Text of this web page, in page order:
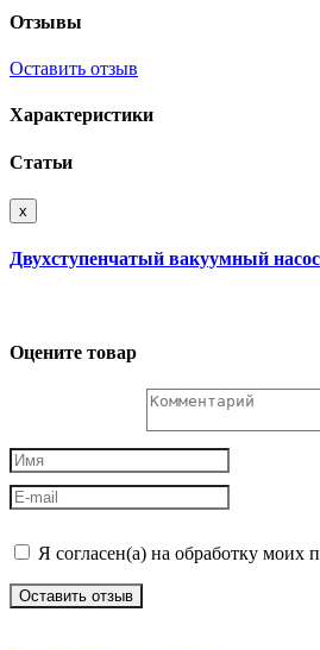
Отзывы
Оставить отзыв
Характеристики
Статьи
x
Двухступенчатый вакуумный
Оцените товар
Я согласен(а) на обработку моих
Оставить отзыв